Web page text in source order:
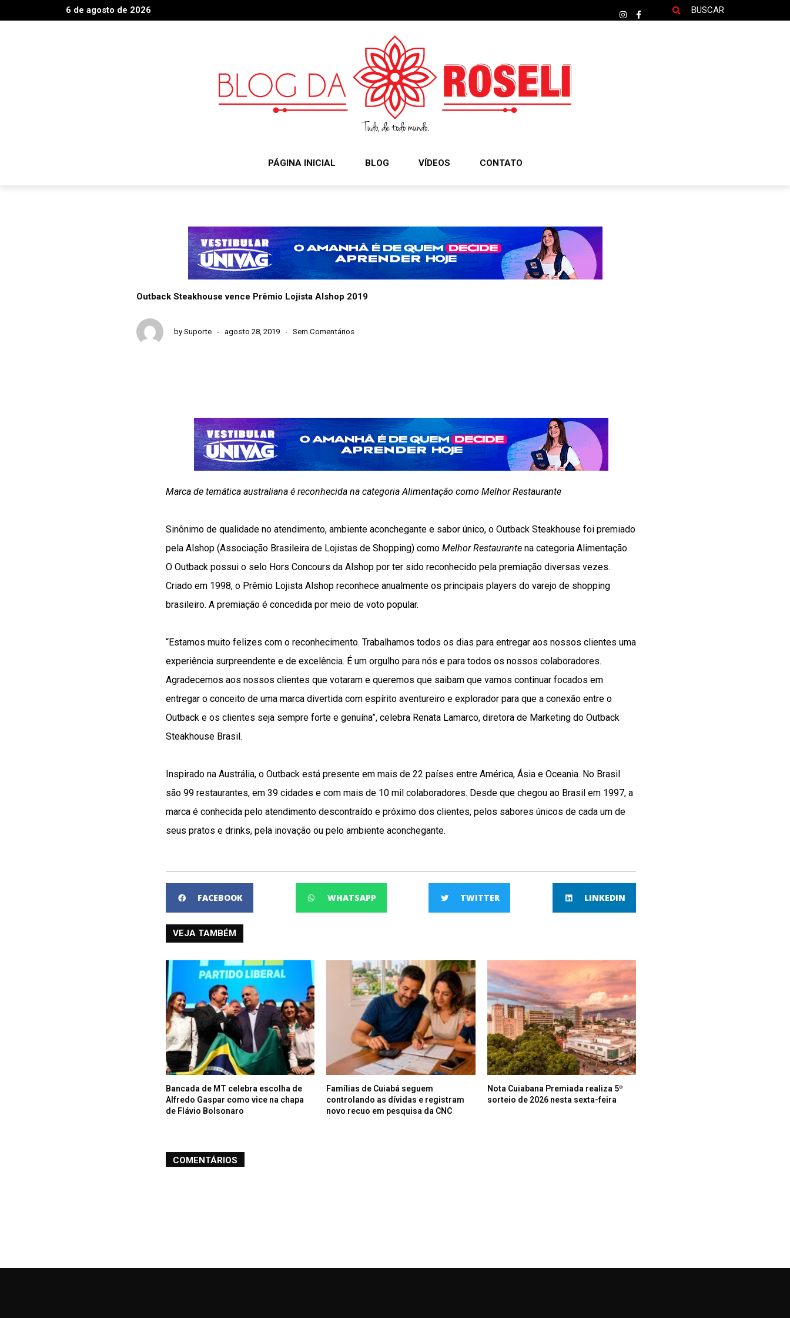
6 de agosto de 2026 BUSCAR
PÁGINA INICIAL BLOG VÍDEOS CONTATO
Outback Steakhouse vence Prêmio Lojista Alshop 2019
by Suporte agosto 28, 2019 Sem Comentários
Marca de temática australiana é reconhecida na categoria Alimentação como Melhor Restaurante
Sinônimo de qualidade no atendimento, ambiente aconchegante e sabor único, o Outback Steakhouse foi premiado
pela Alshop (Associação Brasileira de Lojistas de Shopping) como Melhor Restaurante na categoria Alimentação.
O Outback possui o selo Hors Concours da Alshop por ter sido reconhecido pela premiação diversas vezes.
Criado em 1998, o Prêmio Lojista Alshop reconhece anualmente os principais players do varejo de shopping
brasileiro. A premiação é concedida por meio de voto popular.
“Estamos muito felizes com o reconhecimento. Trabalhamos todos os dias para entregar aos nossos clientes uma
experiência surpreendente e de excelência. É um orgulho para nós e para todos os nossos colaboradores.
Agradecemos aos nossos clientes que votaram e queremos que saibam que vamos continuar focados em
entregar o conceito de uma marca divertida com espírito aventureiro e explorador para que a conexão entre o
Outback e os clientes seja sempre forte e genuína”, celebra Renata Lamarco, diretora de Marketing do Outback
Steakhouse Brasil.
Inspirado na Austrália, o Outback está presente em mais de 22 países entre América, Ásia e Oceania. No Brasil
são 99 restaurantes, em 39 cidades e com mais de 10 mil colaboradores. Desde que chegou ao Brasil em 1997, a
marca é conhecida pelo atendimento descontraído e próximo dos clientes, pelos sabores únicos de cada um de
seus pratos e drinks, pela inovação ou pelo ambiente aconchegante.
FACEBOOK WHATSAPP TWITTER LINKEDIN
VEJA TAMBÉM
Bancada de MT celebra escolha de
Alfredo Gaspar como vice na chapa
de Flávio Bolsonaro
Famílias de Cuiabá seguem
controlando as dívidas e registram
novo recuo em pesquisa da CNC
Nota Cuiabana Premiada realiza 5º
sorteio de 2026 nesta sexta-feira
COMENTÁRIOS